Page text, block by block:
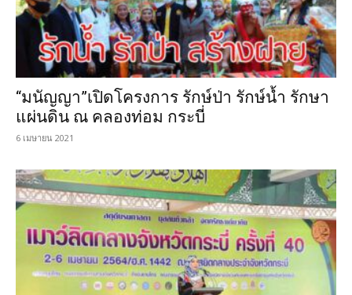
“มนัญญา”เปิดโครงการ รักษ์ป่า รักษ์น้ำ รักษา
แผ่นดิน ณ คลองท่อม กระบี่
6 เมษายน 2021